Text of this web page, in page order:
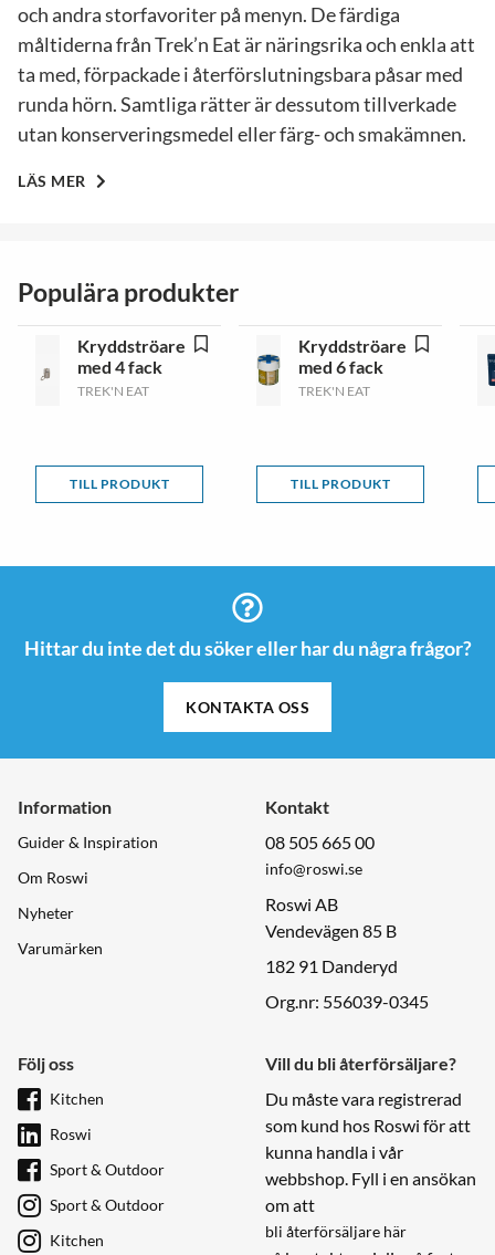
och andra storfavoriter på menyn. De färdiga
måltiderna från Trek’n Eat är näringsrika och enkla att
ta med, förpackade i återförslutningsbara påsar med
runda hörn. Samtliga rätter är dessutom tillverkade
utan konserveringsmedel eller färg- och smakämnen.
LÄS MER
Populära produkter
Kryddströare
med 4 fack
TREK'N EAT
TILL PRODUKT
Kryddströare
med 6 fack
TREK'N EAT
TILL PRODUKT
Hittar du inte det du söker eller har du några frågor?
KONTAKTA OSS
Information
Guider & Inspiration
Om Roswi
Nyheter
Varumärken
Kontakt
08 505 665 00
info@roswi.se
Roswi AB
Vendevägen 85 B
182 91 Danderyd
Org.nr: 556039-0345
Följ oss
Kitchen
Roswi
Sport & Outdoor
Sport & Outdoor
Kitchen
Vill du bli återförsäljare?
Du måste vara registrerad
som kund hos Roswi för att
kunna handla i vår
webbshop. Fyll i en ansökan
om att
bli återförsäljare här